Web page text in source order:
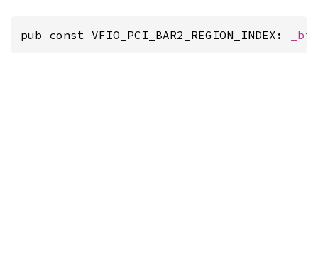
pub const VFIO_PCI_BAR2_REGION_INDEX: